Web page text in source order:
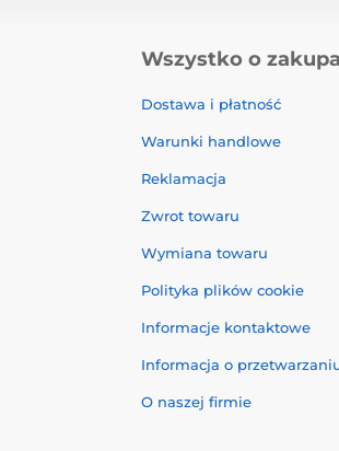
Wszystko o
Dostawa i płatność
Warunki handlowe
Reklamacja
Zwrot towaru
Wymiana towaru
Polityka plików cookie
Informacje kontaktowe
Informacja o
O naszej firmie